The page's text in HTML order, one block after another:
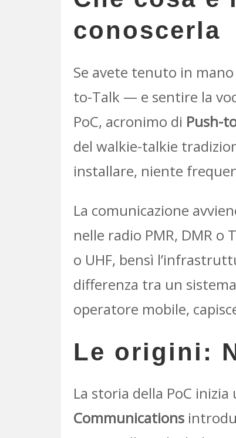
conoscerla
Se avete tenuto in
to-Talk — e sentire la
PoC, acronimo di Push-
del walkie-talkie
installare, niente
La comunicazione
nelle radio PMR, DMR o
o UHF, bensì
differenza tra un
operatore mobile,
Le origini:
La storia della PoC
Communications